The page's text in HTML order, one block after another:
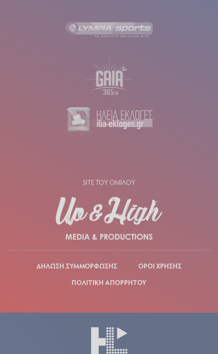
SITE ΤΟΥ ΟΜΙΛΟΥ
ΔΗΛΩΣΗ ΣΥΜΜΟΡΦΩΣΗΣ
ΟΡΟΙ ΧΡΗΣΗΣ
ΠΟΛΙΤΙΚΗ ΑΠΟΡΡΗΤΟΥ